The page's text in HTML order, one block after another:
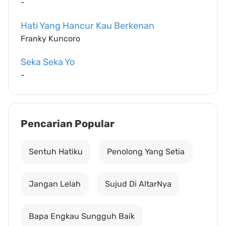
-
Hati Yang Hancur Kau Berkenan
Franky Kuncoro
Seka Seka Yo
-
Pencarian Popular
Sentuh Hatiku Penolong Yang Setia
Jangan Lelah Sujud Di AltarNya
Bapa Engkau Sungguh Baik